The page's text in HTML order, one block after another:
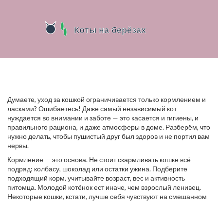
Думаете, уход за кошкой ограничивается только кормлением и
ласками? Ошибаетесь! Даже самый независимый кот
нуждается во внимании и заботе — это касается и гигиены, и
правильного рациона, и даже атмосферы в доме. Разберём, что
нужно делать, чтобы пушистый друг был здоров и не портил вам
нервы.
Кормление — это основа. Не стоит скармливать кошке всё
подряд: колбасу, шоколад или остатки ужина. Подберите
подходящий корм, учитывайте возраст, вес и активность
питомца. Молодой котёнок ест иначе, чем взрослый ленивец.
Некоторые кошки, кстати, лучше себя чувствуют на смешанном